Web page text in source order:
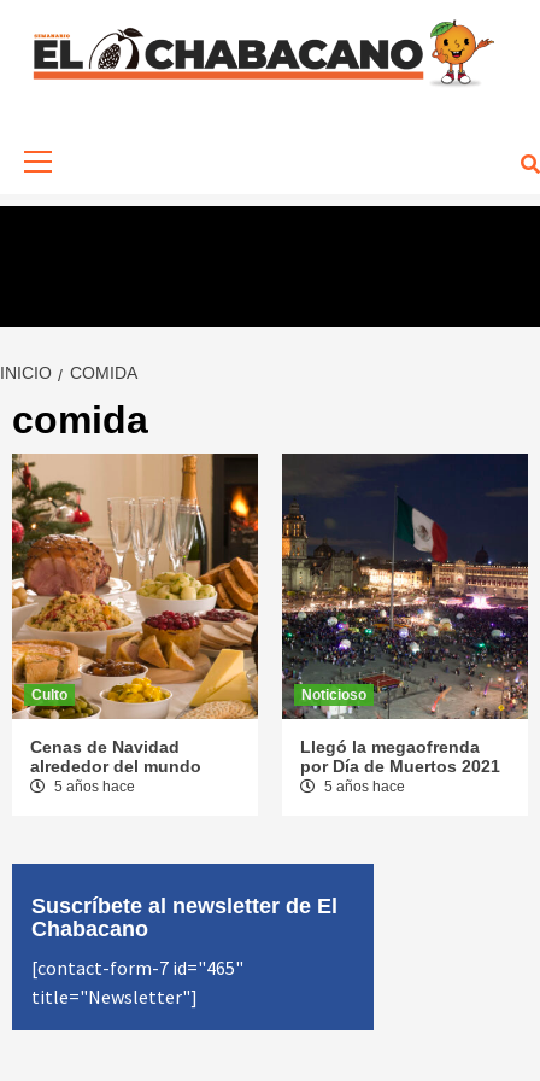
contenido
INICIO COMIDA
comida
Culto
Cenas de Navidad
alrededor del mundo
5 años hace
Noticioso
Llegó la megaofrenda
por Día de Muertos 2021
5 años hace
Suscríbete al newsletter de El
Chabacano
[contact-form-7 id="465"
title="Newsletter"]